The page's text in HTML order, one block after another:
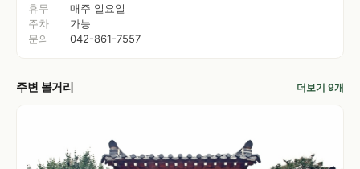
휴무
매주 일요일
주차
가능
문의
042-861-7557
주변 볼거리 더보기 9개